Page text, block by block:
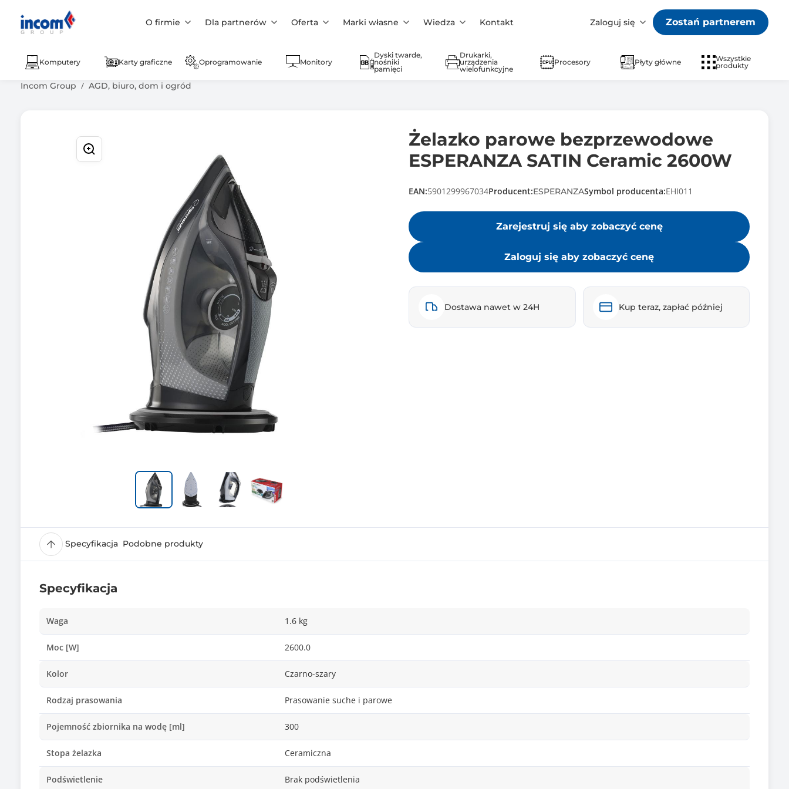
O firmie Dla partnerów Oferta Marki własne Wiedza Kontakt Zaloguj się Zostań partnerem
Komputery Karty graficzne Oprogramowanie Monitory
Dyski twarde,
nośniki
pamięci
Drukarki,
urządzenia
wielofunkcyjne
Procesory Płyty główne
Wszystkie
produkty
Incom Group AGD, biuro, dom i ogród
Żelazko parowe bezprzewodowe
ESPERANZA SATIN Ceramic 2600W
EAN:5901299967034Producent:ESPERANZASymbol producenta:EHI011
Zarejestruj się aby zobaczyć cenę
Zaloguj się aby zobaczyć cenę
Dostawa nawet w 24H Kup teraz, zapłać później
Specyfikacja Podobne produkty
Specyfikacja
Waga 1.6 kg
Moc [W] 2600.0
Kolor Czarno-szary
Rodzaj prasowania Prasowanie suche i parowe
Pojemność zbiornika na wodę [ml] 300
Stopa żelazka Ceramiczna
Podświetlenie Brak podświetlenia